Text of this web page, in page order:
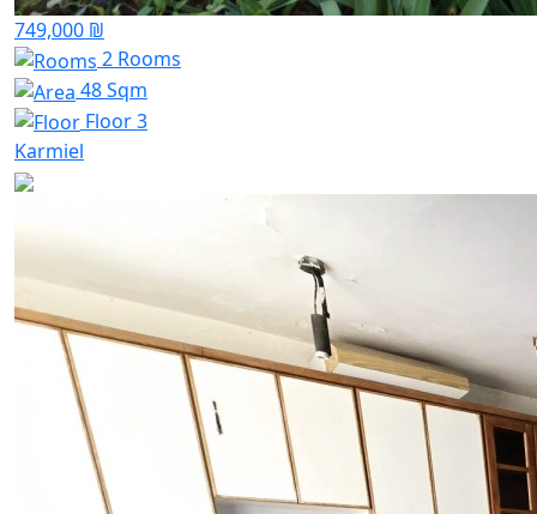
749,000 ₪
2 Rooms
48 Sqm
Floor 3
Karmiel